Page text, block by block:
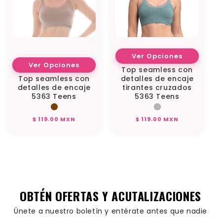
Top seamless con
detalles de encaje
5363 Teens
Precio
$ 119.00 MXN
Ver Opciones
Top seamless con
detalles de encaje
tirantes cruzados
5363 Teens
Precio
$ 119.00 MXN
Ver Opciones
OBTÉN OFERTAS Y ACUTALIZACIONES
Únete a nuestro boletín y entérate antes que nadie